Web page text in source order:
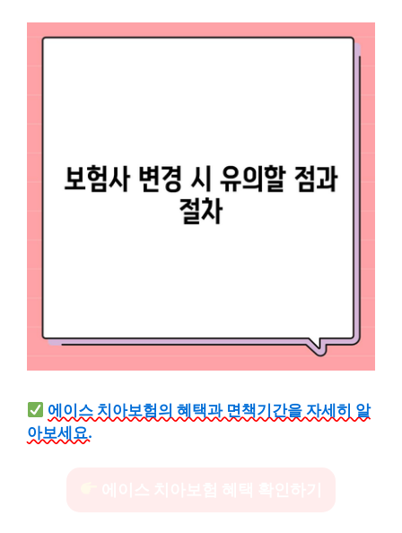
에이스 치아보험의 혜택과 면책기간을 자세히 알
아보세요.